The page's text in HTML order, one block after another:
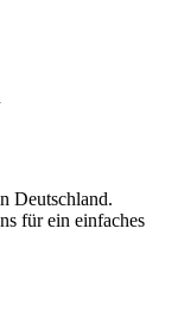
Deutschland.
für ein einfaches